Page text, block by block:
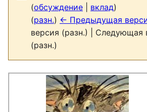
(обсуждение вклад)
(разн.) ← Предыдущая
версия (разн.) | Следующая
(разн.)